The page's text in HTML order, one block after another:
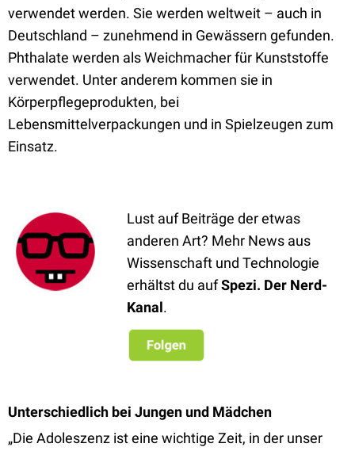
verwendet werden. Sie werden weltweit – auch in
Deutschland – zunehmend in Gewässern gefunden.
Phthalate werden als Weichmacher für Kunststoffe
verwendet. Unter anderem kommen sie in
Körperpflegeprodukten, bei
Lebensmittelverpackungen und in Spielzeugen zum
Einsatz.
Lust auf Beiträge der etwas
anderen Art? Mehr News aus
Wissenschaft und Technologie
erhältst du aufSpezi. Der Nerd-
Kanal.
Unterschiedlich bei Jungen und Mädchen
„Die Adoleszenz ist eine wichtige Zeit, in der unser